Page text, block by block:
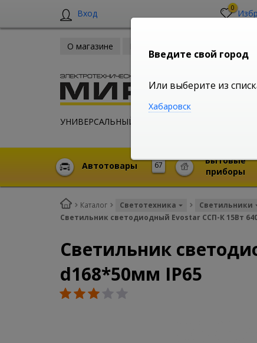
Вход 0
О магазине
УНИВЕРСАЛЬНЫЙ ИНТЕРНЕТ МАГАЗИН
67
Автотовары
Бытовые
приборы
Каталог Светотехника Светильники
Светильник светодиодный Evostar ССП-К 15Вт
Светильник
d168*50мм IP65
Введите свой город
Или выберите из
Хабаровск